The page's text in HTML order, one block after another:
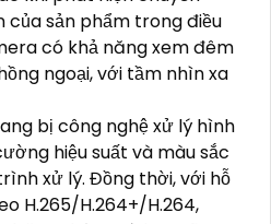
của sản phẩm trong điều
có khả năng xem đêm
ngoại, với tầm nhìn xa
bị công nghệ xử lý hình
hiệu suất và màu sắc
xử lý. Đồng thời, với hỗ
H.265/H.264+/H.264,